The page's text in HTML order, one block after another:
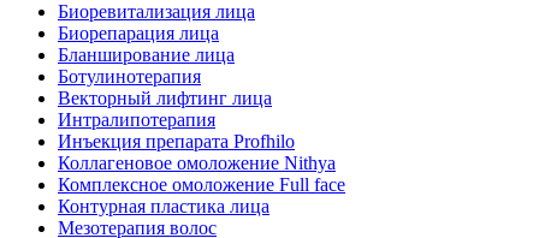
Биоревитализация лица
Биорепарация лица
Бланширование лица
Ботулинотерапия
Векторный лифтинг лица
Интралипотерапия
Инъекция препарата Profhilo
Коллагеновое омоложение Nithya
Комплексное омоложение Full face
Контурная пластика лица
Мезотерапия волос